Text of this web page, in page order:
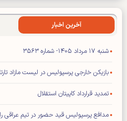
آخرین اخبار
شنبه ۱۷ مرداد ۱۴۰۵- شماره ۳۵۶۳
بازیکن خارجی پرسپولیس در لیست مازاد
تمدید قرارداد کاپیتان استقلال
مدافع پرسپولیس قید حضور در تیم عراقی